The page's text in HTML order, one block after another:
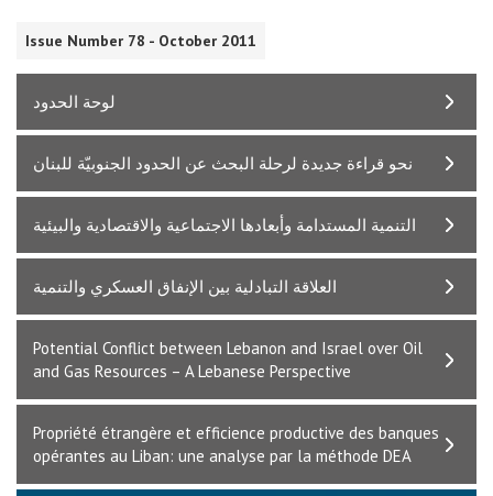
Issue Number 78 - October 2011
لوحة الحدود
نحو قراءة جديدة لرحلة البحث عن الحدود الجنوبيّة للبنان
التنمية المستدامة وأبعادها الاجتماعية والاقتصادية والبيئية
العلاقة التبادلية بين الإنفاق العسكري والتنمية
Potential Conflict between Lebanon and Israel over Oil
and Gas Resources – A Lebanese Perspective
Propriété étrangère et efficience productive des banques
opérantes au Liban: une analyse par la méthode DEA